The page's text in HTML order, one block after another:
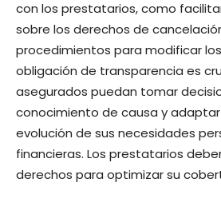
con los prestatarios, como
sobre los derechos de
procedimientos para modificar
obligación de transparencia es
asegurados puedan tomar
conocimiento de causa y adaptar
evolución de sus necesidades
financieras. Los prestatarios
derechos para optimizar su